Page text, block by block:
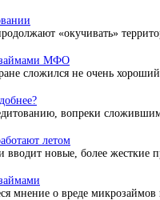
«окучивать»
займами МФО
сложился не очень
вопреки
летом
вводит новые, более жесткие
мнение о вреде микрозаймов